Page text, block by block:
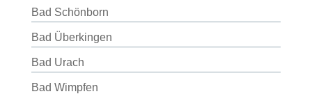
Bad Schönborn
Bad Überkingen
Bad Urach
Bad Wimpfen